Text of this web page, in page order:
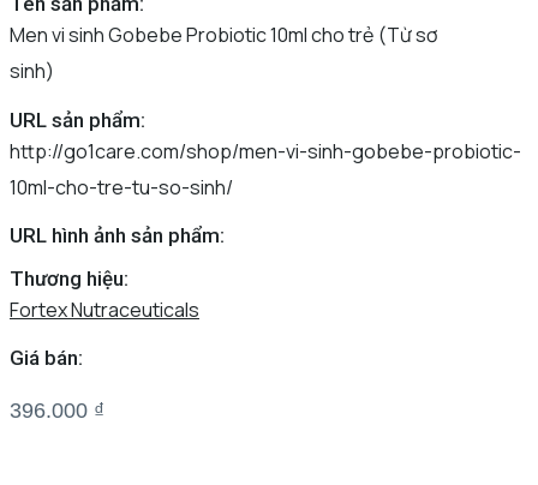
Men vi sinh Gobebe Probiotic 10ml cho trẻ (Từ sơ
sinh)
URL sản phẩm:
http://go1care.com/shop/men-vi-sinh-gobebe-probiotic-
10ml-cho-tre-tu-so-sinh/
URL hình ảnh sản phẩm:
Thương hiệu:
Fortex Nutraceuticals
Giá bán:
396.000 ₫